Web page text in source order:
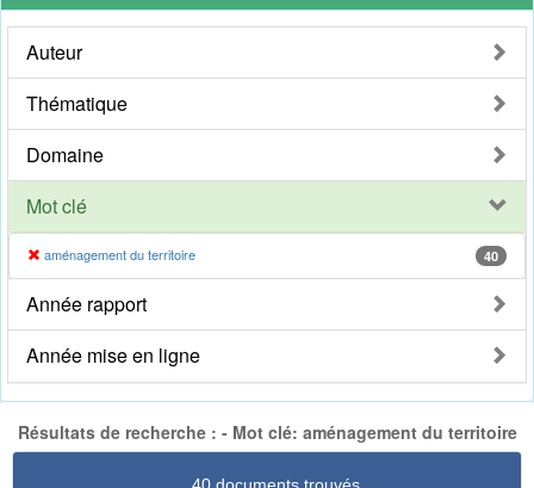
Auteur
Thématique
Domaine
Mot clé
aménagement du territoire 40
Année rapport
Année mise en ligne
Résultats de recherche : - Mot clé: aménagement du territoire